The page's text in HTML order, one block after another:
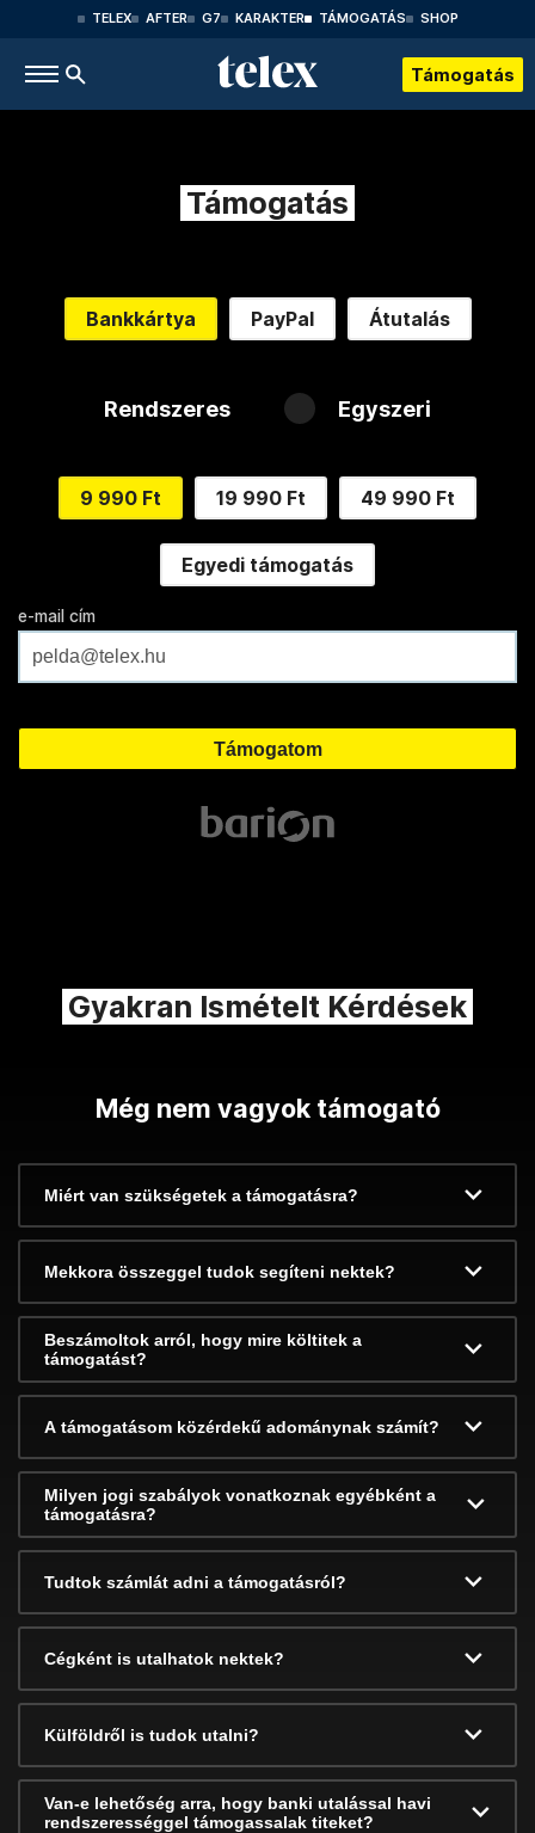
TELEX AFTER G7 KARAKTER TÁMOGATÁS SHOP
Támogatás
Támogatás
Bankkártya PayPal Átutalás
Rendszeres Egyszeri
9 990 Ft 19 990 Ft 49 990 Ft
Egyedi támogatás
e-mail cím
Gyakran Ismételt Kérdések
Még nem vagyok támogató
Miért van szükségetek a támogatásra?
Mekkora összeggel tudok segíteni nektek?
Beszámoltok arról, hogy mire költitek a
támogatást?
A támogatásom közérdekű adománynak számít?
Milyen jogi szabályok vonatkoznak egyébként a
támogatásra?
Tudtok számlát adni a támogatásról?
Cégként is utalhatok nektek?
Külföldről is tudok utalni?
Van-e lehetőség arra, hogy banki utalással havi
rendszerességgel támogassalak titeket?